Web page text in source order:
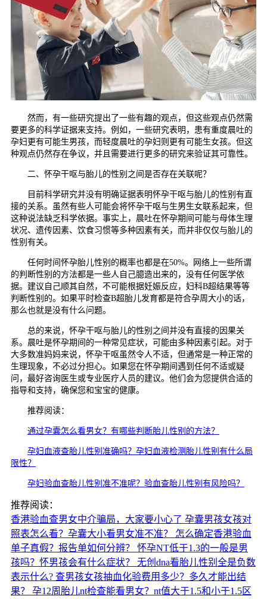
然而，有一些研究提出了一些有趣的观点，但这些观点仍然需
要更多的科学证据来支持。例如，一些研究表明，患有重度晨吐的
孕妇更有可能生男孩，而轻度晨吐的孕妇则更有可能生女孩。但这
种观点仍然存在争议，并且需要进行更多的研究来验证其可靠性。
二、怀孕干呕与胎儿的性别之间是否存在关联呢？
目前科学研究并没有明确证据表明怀孕干呕与胎儿的性别有直
接的关系。虽然有些人可能会将怀孕干呕与生男生女联系起来，但
这种说法缺乏科学依据。事实上，晨吐在怀孕期间可能与母体生理
状况、遗传因素、饮食习惯等多种因素有关，而并非仅仅与胎儿的
性别有关。
任何时间怀孕胎儿性别的概率也都是在50%。网络上一些所谓
的判断性别的方法都是一些人自己臆造出来的，没有任何医学依
据。建议自己顺其自然，不可能根据妊娠反应，妇科B超结果等等
判断性别的。如果平时检查B超胎儿发育都是符合孕周大小的话，
那么也就是没有什么问题。
总的来说，怀孕干呕与胎儿的性别之间并没有直接的因果关
系。晨吐是怀孕期间的一种常见症状，可能由多种因素引起。对于
大多数准妈妈来说，怀孕干呕虽然令人不适，但通常是一种正常的
生理现象，不必过分担心。如果您在怀孕期间遇到任何不适或疑
问，最好咨询医生或专业医疗人员的建议。他们会为您提供合适的
指导和支持，确保您和宝宝的健康。
推荐阅读：
通过孕囊怎么看男女？有哪些判断胎儿性别的方法？
孕妇血液查胎儿性别准确吗？孕妇血液检测胎儿性别有什么局
限性？
孕妇验血查胎儿性别准不准呢？验血查胎儿性别有风险吗？
推荐阅读：
香港验血查男女中介骗局，大家要小心了 孕囊男孩女孩对
照表怎么看？孕囊大小看男女准不准？
怎么确定香港验血
单子真假？报告单如何分辨？
怀孕NT低于1.3的一般是男
孩吗？怀男孩会有什么症状？
无创dna看胎儿性别全是负数
表示什么? 查男孩女孩抽血化验费用多少？多久才能出结
果？
孕12周胎儿nt检查能看男女？nt值大于1.5和小于1.5区